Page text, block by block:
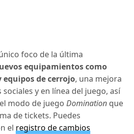
foco de la última
equipamientos como
de cerrojo, una mejora
y en línea del juego, así
modo de juegoDomination que
de tickets. Puedes
el registro de cambios